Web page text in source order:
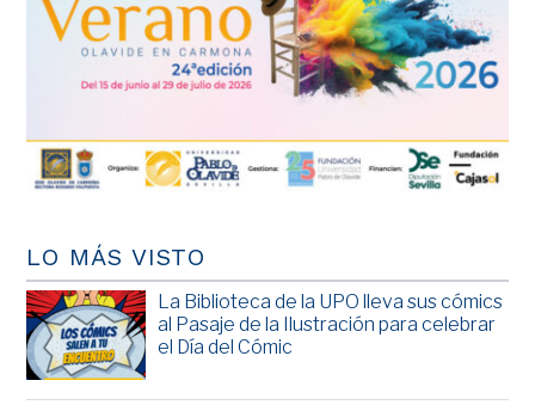
LO MÁS VISTO
La Biblioteca de la UPO lleva sus cómics
al Pasaje de la Ilustración para celebrar
el Día del Cómic